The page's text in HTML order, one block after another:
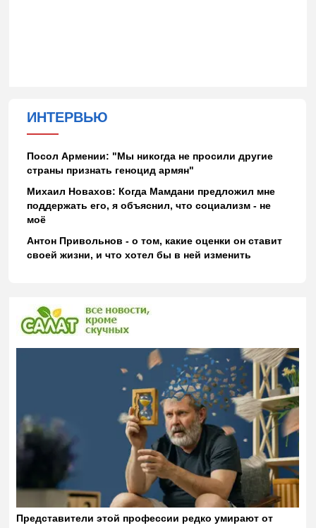
ИНТЕРВЬЮ
Посол Армении: "Мы никогда не просили другие
страны признать геноцид армян"
Михаил Новахов: Когда Мамдани предложил мне
поддержать его, я объяснил, что социализм - не
моё
Антон Привольнов - о том, какие оценки он ставит
своей жизни, и что хотел бы в ней изменить